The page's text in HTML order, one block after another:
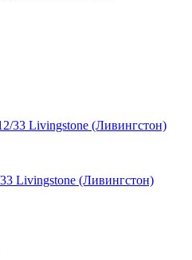
Livingstone (Ливингстон)